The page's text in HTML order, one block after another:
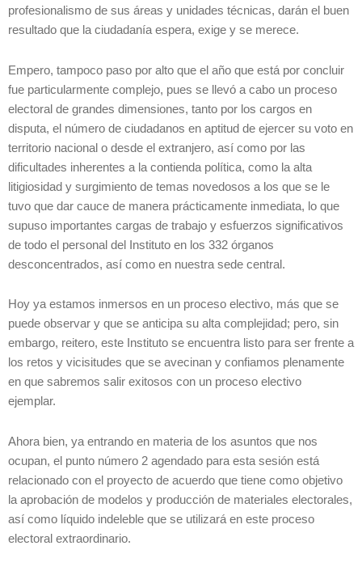
profesionalismo de sus áreas y unidades técnicas, darán el buen
resultado que la ciudadanía espera, exige y se merece.
Empero, tampoco paso por alto que el año que está por concluir
fue particularmente complejo, pues se llevó a cabo un proceso
electoral de grandes dimensiones, tanto por los cargos en
disputa, el número de ciudadanos en aptitud de ejercer su voto en
territorio nacional o desde el extranjero, así como por las
dificultades inherentes a la contienda política, como la alta
litigiosidad y surgimiento de temas novedosos a los que se le
tuvo que dar cauce de manera prácticamente inmediata, lo que
supuso importantes cargas de trabajo y esfuerzos significativos
de todo el personal del Instituto en los 332 órganos
desconcentrados, así como en nuestra sede central.
Hoy ya estamos inmersos en un proceso electivo, más que se
puede observar y que se anticipa su alta complejidad; pero, sin
embargo, reitero, este Instituto se encuentra listo para ser frente a
los retos y vicisitudes que se avecinan y confiamos plenamente
en que sabremos salir exitosos con un proceso electivo
ejemplar.
Ahora bien, ya entrando en materia de los asuntos que nos
ocupan, el punto número 2 agendado para esta sesión está
relacionado con el proyecto de acuerdo que tiene como objetivo
la aprobación de modelos y producción de materiales electorales,
así como líquido indeleble que se utilizará en este proceso
electoral extraordinario.